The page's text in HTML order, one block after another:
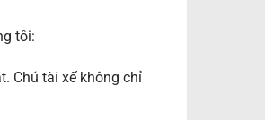
tôi:
Chú tài xế không chỉ